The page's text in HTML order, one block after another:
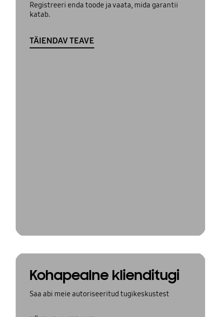
Registreeri enda toode ja vaata, mida garantii
katab.
TÄIENDAV TEAVE
Kohapealne klienditugi
Saa abi meie autoriseeritud tugikeskustest